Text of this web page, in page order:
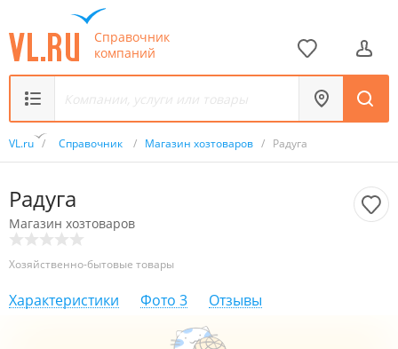
Справочник
компаний
VL.ru / Справочник / Магазин хозтоваров / Радуга
Радуга
Магазин хозтоваров
Хозяйственно-бытовые товары
Характеристики Фото 3 Отзывы